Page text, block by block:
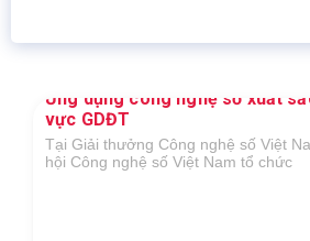
Ứng dụng công nghệ số xuất
vực GDĐT
Tại Giải thưởng Công nghệ số Việt
hội Công nghệ số Việt Nam tổ chức